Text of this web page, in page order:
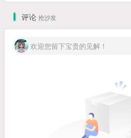
评论 抢沙发
欢迎您留下宝贵的见解！